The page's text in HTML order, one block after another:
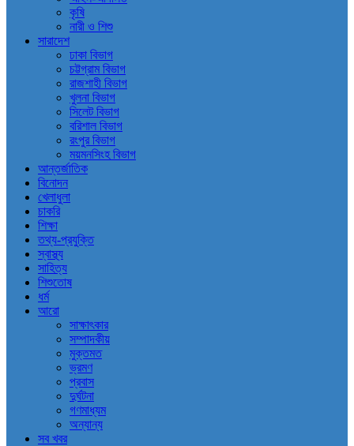
কৃষি
নারী ও শিশু
সারাদেশ
ঢাকা বিভাগ
চট্টগ্রাম বিভাগ
রাজশাহী বিভাগ
খুলনা বিভাগ
সিলেট বিভাগ
বরিশাল বিভাগ
রংপুর বিভাগ
ময়মনসিংহ বিভাগ
আন্তর্জাতিক
বিনোদন
খেলাধুলা
চাকরি
শিক্ষা
তথ্য-প্রযুক্তি
স্বাস্থ্য
সাহিত্য
শিশুতোষ
ধর্ম
আরো
সাক্ষাৎকার
সম্পাদকীয়
মুক্তমত
ভ্রমণ
প্রবাস
দুর্ঘটনা
গণমাধ্যম
অন্যান্য
সব খবর